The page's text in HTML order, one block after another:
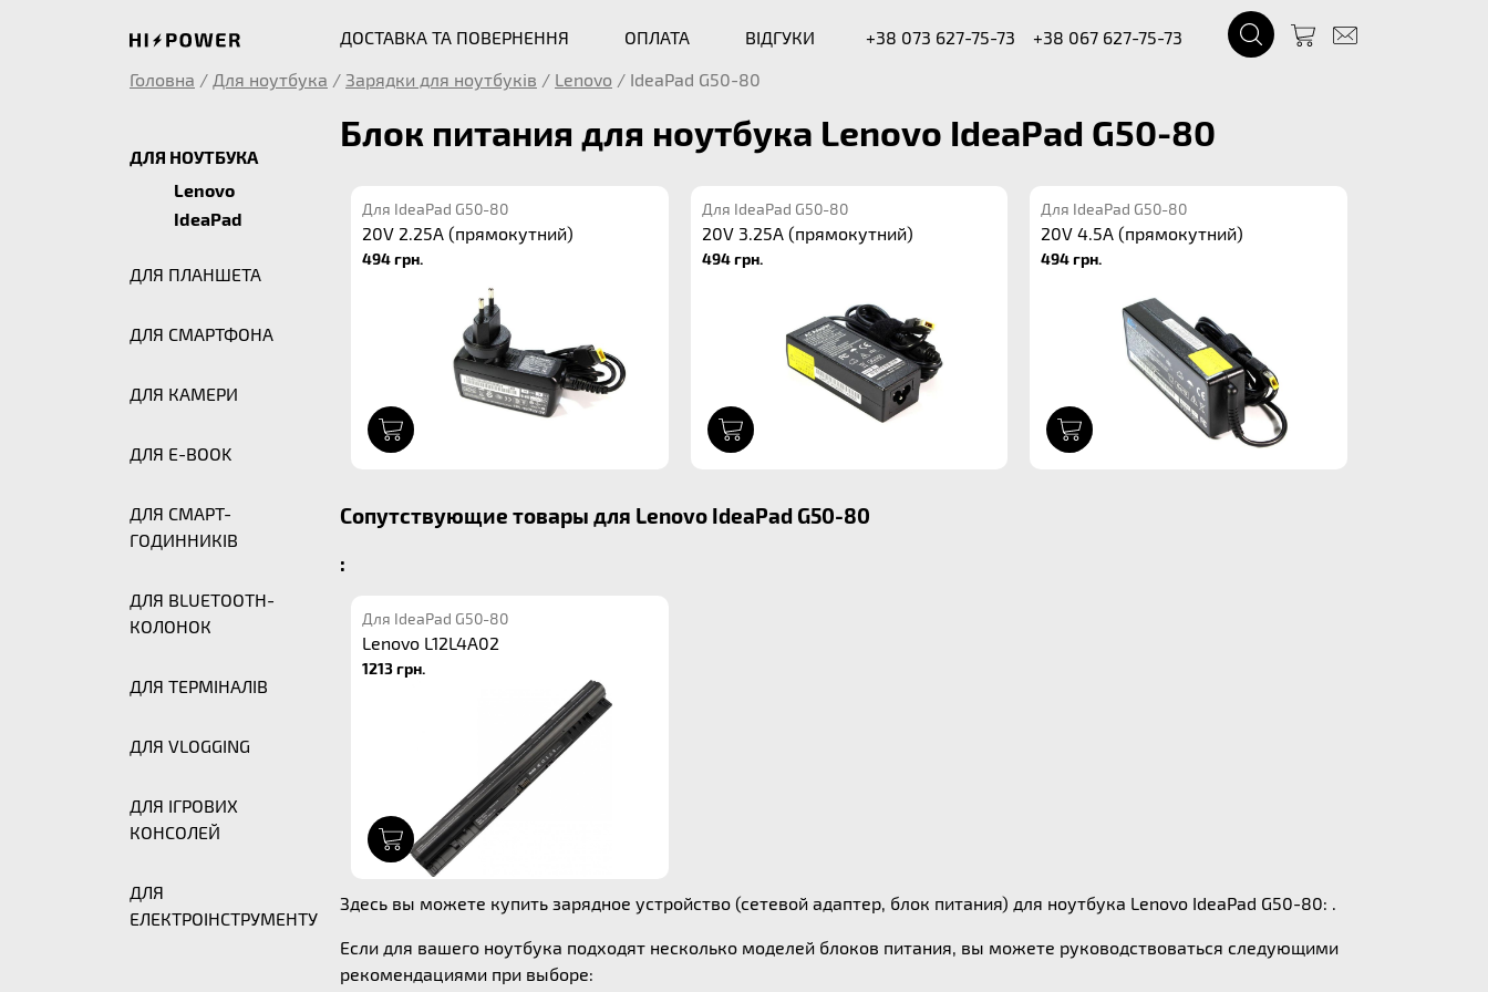
ДОСТАВКА ТА ПОВЕРНЕННЯ ОПЛАТА ВІДГУКИ +38 073 627-75-73
+38 067 627-75-73
Головна / Для ноутбука / Зарядки для ноутбуків / Lenovo / IdeaPad G50-80
ДЛЯ НОУТБУКА
Lenovo
IdeaPad
ДЛЯ ПЛАНШЕТА
ДЛЯ СМАРТФОНА
ДЛЯ КАМЕРИ
ДЛЯ E-BOOK
ДЛЯ СМАРТ-
ГОДИННИКІВ
ДЛЯ BLUETOOTH-
КОЛОНОК
ДЛЯ ТЕРМІНАЛІВ
ДЛЯ VLOGGING
ДЛЯ ІГРОВИХ
КОНСОЛЕЙ
ДЛЯ
ЕЛЕКТРОІНСТРУМЕНТУ
Блок питания для ноутбука Lenovo IdeaPad G50-80
Для IdeaPad G50-80
20V 2.25A (прямокутний)
494 грн.
Для IdeaPad G50-80
20V 3.25A (прямокутний)
494 грн.
Для IdeaPad G50-80
20V 4.5A (прямокутний)
494 грн.
Сопутствующие товары для Lenovo IdeaPad G50-80
:
Для IdeaPad G50-80
Lenovo L12L4A02
1213 грн.
Здесь вы можете купить зарядное устройство (сетевой адаптер, блок питания) для ноутбука Lenovo IdeaPad G50-80: .
Если для вашего ноутбука подходят несколько моделей блоков питания, вы можете руководствоваться следующими
рекомендациями при выборе: